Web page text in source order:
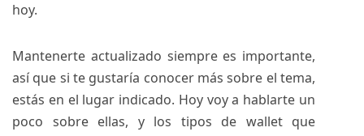
hoy.
Mantenerte actualizado siempre es importante,
así que si te gustaría conocer más sobre el tema,
estás en el lugar indicado. Hoy voy a hablarte un
poco sobre ellas, y los tipos de wallet que